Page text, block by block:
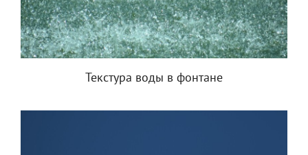
Текстура воды в фонтане